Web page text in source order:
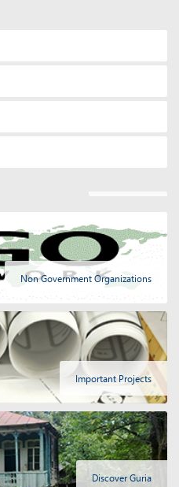
Non Government Organizations
Important Projects
Discover Guria